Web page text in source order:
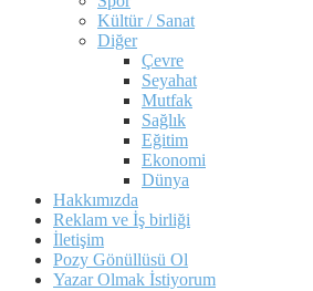
Kültür / Sanat
Diğer
Çevre
Seyahat
Mutfak
Sağlık
Eğitim
Ekonomi
Dünya
Hakkımızda
Reklam ve İş birliği
İletişim
Pozy Gönüllüsü Ol
Yazar Olmak İstiyorum